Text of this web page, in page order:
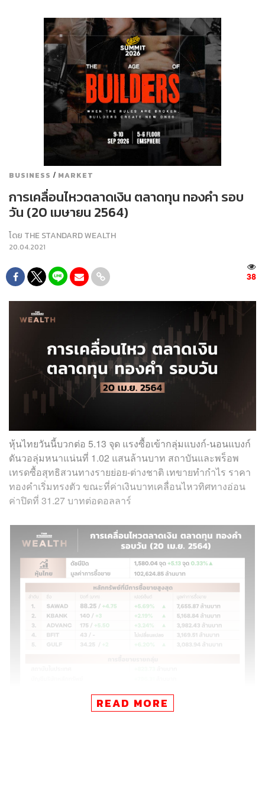
BUSINESS / MARKET
การเคลื่อนไหวตลาดเงิน ตลาดทุน ทองคำ รอบ
วัน (20 เมษายน 2564)
โดย THE STANDARD WEALTH
20.04.2021
38
หุ้นไทยวันนี้บวกต่อ 5.13 จุด แรงซื้อเข้ากลุ่มแบงก์-นอนแบงก์
ดันวอลุ่มหนาแน่นที่ 1.02 แสนล้านบาท สถาบันและพร็อพ
เทรดซื้อสุทธิสวนทางรายย่อย-ต่างชาติ เทขายทำกำไร ราคา
ทองคำเริ่มทรงตัว ขณะที่ค่าเงินบาทเคลื่อนไหวทิศทางอ่อน
ค่าปิดที่ 31.27 บาทต่อดอลลาร์
READ MORE